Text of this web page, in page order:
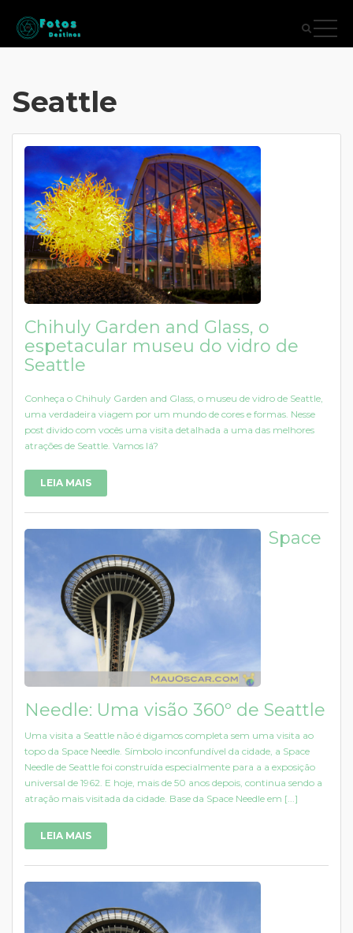
Seattle
Chihuly Garden and Glass, o
espetacular museu do vidro de
Seattle
Conheça o Chihuly Garden and Glass, o museu de vidro de Seattle,
uma verdadeira viagem por um mundo de cores e formas. Nesse
post divido com vocês uma visita detalhada a uma das melhores
atrações de Seattle. Vamos lá?
LEIA MAIS
Space
Needle: Uma visão 360º de Seattle
Uma visita a Seattle não é digamos completa sem uma visita ao
topo da Space Needle. Símbolo inconfundível da cidade, a Space
Needle de Seattle foi construída especialmente para a a exposição
universal de 1962. E hoje, mais de 50 anos depois, continua sendo a
atração mais visitada da cidade. Base da Space Needle em [...]
LEIA MAIS